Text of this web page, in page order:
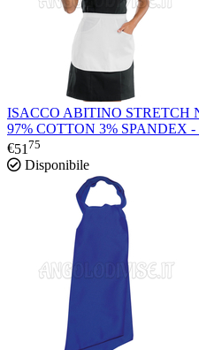
ISACCO ABITINO STRETCH
97% COTTON 3% SPANDEX
€51 75
Disponibile